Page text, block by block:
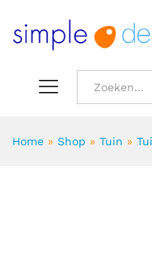
Home » Shop » Tuin »